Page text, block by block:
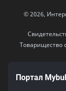
© 2026,
Товарищество
050000,
Портал